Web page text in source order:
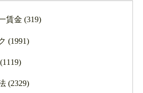
賃金 (319)
(1991)
(2329)